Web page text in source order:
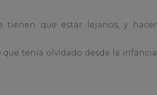
tienen que estar lejanos, y hacer
tenía olvidado desde la infancia